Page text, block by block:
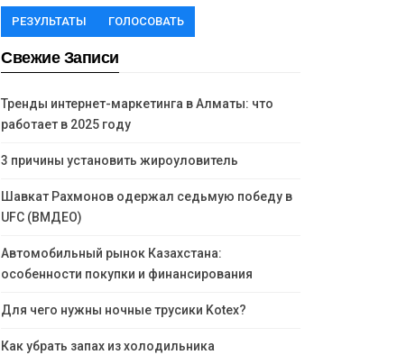
РЕЗУЛЬТАТЫ ГОЛОСОВАТЬ
Свежие Записи
Тренды интернет-маркетинга в Алматы: что
работает в 2025 году
3 причины установить жироуловитель
Шавкат Рахмонов одержал седьмую победу в
UFC (ВМДЕО)
Автомобильный рынок Казахстана:
особенности покупки и финансирования
Для чего нужны ночные трусики Kotex?
Как убрать запах из холодильника